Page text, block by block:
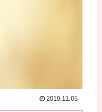
2019.11.05